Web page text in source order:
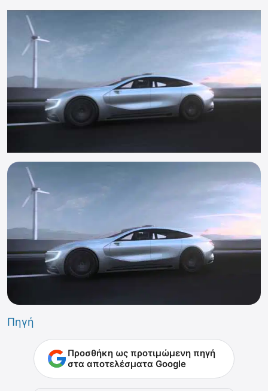
Πηγή
Προσθήκη ως προτιμώμενη πηγή
στα αποτελέσματα Google